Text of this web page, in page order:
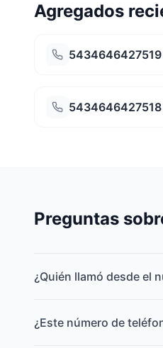
Agregados
5434646427519
5434646427518
Preguntas
¿Quién llamó desde el
¿Este número de